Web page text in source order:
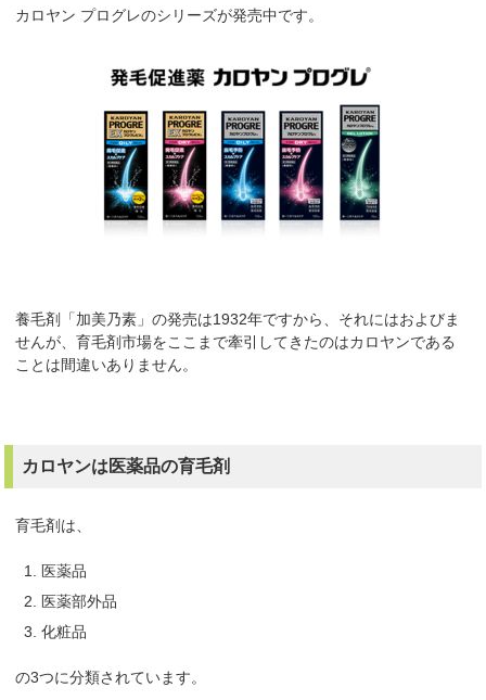
カロヤン プログレのシリーズが発売中です。
養毛剤「加美乃素」の発売は1932年ですから、それにはおよびま
せんが、育毛剤市場をここまで牽引してきたのはカロヤンである
ことは間違いありません。
カロヤンは医薬品の育毛剤
育毛剤は、
医薬品
医薬部外品
化粧品
の3つに分類されています。